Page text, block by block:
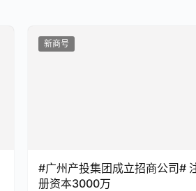
新商号
#广州产投集团成立招商公司#
册资本3000万